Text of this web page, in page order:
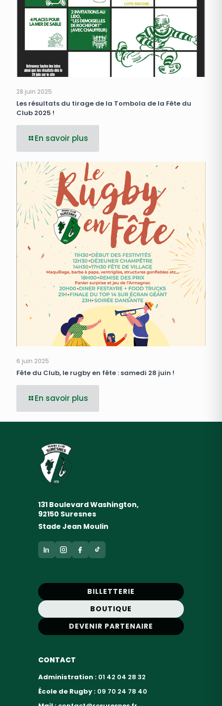
28 juin 2025
Les résultats du tirage de la Tombola de la Fête du
Club 2025 !
En savoir plus
6 juin 2025
Fête du Club, le rugby en fête : samedi 28 juin !
En savoir plus
131 Boulevard Washington,
92150 Suresnes
Stade Jean Moulin
BILLETTERIE
BOUTIQUE
DEVENIR PARTENAIRE
CONTACT
Administration : 01 42 04 28 32
École de Rugby : 09 70 24 78 40